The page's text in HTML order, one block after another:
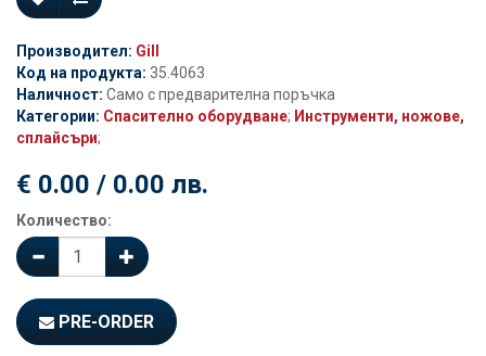
Производител: Gill
Код на продукта: 35.4063
Наличност: Само с предварителна поръчка
Категории: Спасително оборудване; Инструменти, ножове,
сплайсъри;
€ 0.00 / 0.00 лв.
Количество:
PRE-ORDER